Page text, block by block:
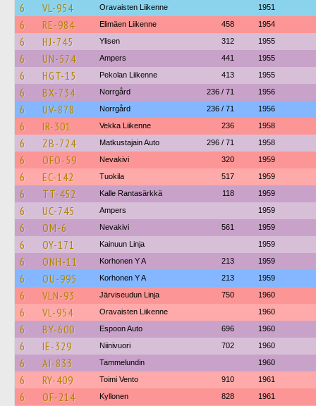
6 VL-954 Oravaisten Liikenne 1951
6 RE-984 Elimäen Liikenne 458 1954
6 HJ-745 Ylisen 312 1955
6 UN-574 Ampers 441 1955
6 HGT-15 Pekolan Liikenne 413 1955
6 BX-734 Norrgård 236 / 71 1956
6 UV-878 Norrgård 236 / 71 1956
6 IR-301 Vekka Liikenne 236 1958
6 ZB-724 Matkustajain Auto 296 / 71 1958
6 OFO-59 Nevakivi 320 1959
6 EC-142 Tuokila 517 1959
6 TT-452 Kalle Rantasärkkä 118 1959
6 UC-745 Ampers 1959
6 OM-6 Nevakivi 561 1959
6 OY-171 Kainuun Linja 1959
6 ONH-11 Korhonen Y A 213 1959
6 OU-995 Korhonen Y A 213 1959
6 VLN-93 Järviseudun Linja 750 1960
6 VL-954 Oravaisten Liikenne 1960
6 BY-600 Espoon Auto 696 1960
6 IE-329 Niinivuori 702 1960
6 AI-833 Tammelundin 1960
6 RY-409 Toimi Vento 910 1961
6 OF-214 Kyllonen 828 1961